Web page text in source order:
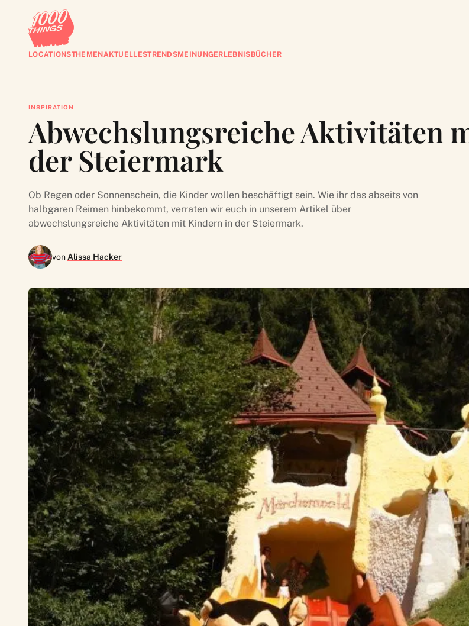
LOCATIONSTHEMENAKTUELLESTRENDSMEINUNGERLEBNISBÜCHER
INSPIRATION
Abwechslungsreiche Aktivitäten
der Steiermark
Ob Regen oder Sonnenschein, die Kinder wollen beschäftigt sein. Wie ihr das abseits von
halbgaren Reimen hinbekommt, verraten wir euch in unserem Artikel über
abwechslungsreiche Aktivitäten mit Kindern in der Steiermark.
von Alissa Hacker